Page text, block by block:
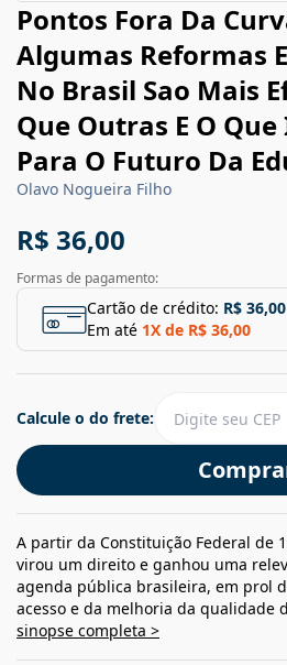
Pontos Fora Da
Algumas Reformas
No Brasil Sao Mais
Que Outras E O
Para O Futuro Da
Olavo Nogueira Filho
R$ 36,00
Formas de pagamento:
Cartão de crédito: R$ 36,00
Em até 1X de R$ 36,00
Calcule o do frete:
A partir da Constituição Federal de
virou um direito e ganhou uma
agenda pública brasileira, em prol
acesso e da melhoria da qualidade
sinopse completa >